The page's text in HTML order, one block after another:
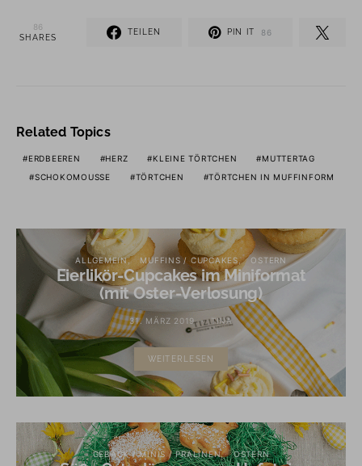
86
SHARES
TEILEN PIN IT 86
Related Topics
ERDBEEREN HERZ KLEINE TÖRTCHEN
MUTTERTAG
SCHOKOMOUSSE
TÖRTCHEN TÖRTCHEN IN MUFFINFORM
ALLGEMEIN MUFFINS / CUPCAKES OSTERN
Eierlikör-Cupcakes im Miniformat
(mit Oster-Verlosung)
31. MÄRZ 2019 TINA
WEITERLESEN
GEBÄCK / MINIS / PRALINEN OSTERN